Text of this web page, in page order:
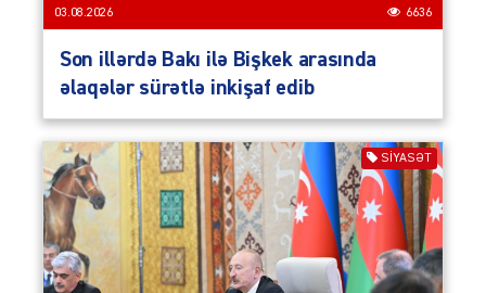
03.08.2026 6636
Son illərdə Bakı ilə Bişkek arasında
əlaqələr sürətlə inkişaf edib
SIYASƏT